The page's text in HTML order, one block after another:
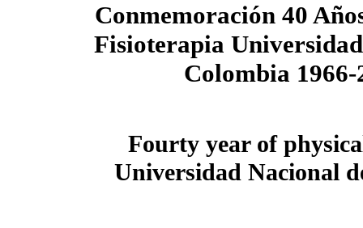
Conmemoración 40
Fisioterapia
Colombia 1966-
Fourty year of
Universidad Nacional